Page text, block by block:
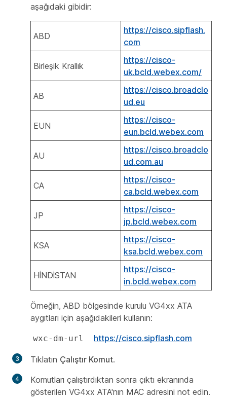
aşağıdaki gibidir:
ABD
https://cisco.sipflash.
com
Birleşik Krallık
https://cisco-
uk.bcld.webex.com/
AB
https://cisco.broadclo
ud.eu
EUN
https://cisco-
eun.bcld.webex.com
AU
https://cisco.broadclo
ud.com.au
CA
https://cisco-
ca.bcld.webex.com
JP
https://cisco-
jp.bcld.webex.com
KSA
https://cisco-
ksa.bcld.webex.com
HİNDİSTAN
https://cisco-
in.bcld.webex.com
Örneğin, ABD bölgesinde kurulu VG4xx ATA
aygıtları için aşağıdakileri kullanın:
wxc-dm-url https://cisco.sipflash.com
Tıklatın Çalıştır Komut.
Komutları çalıştırdıktan sonra çıktı ekranında
gösterilen VG4xx ATA'nın MAC adresini not edin.